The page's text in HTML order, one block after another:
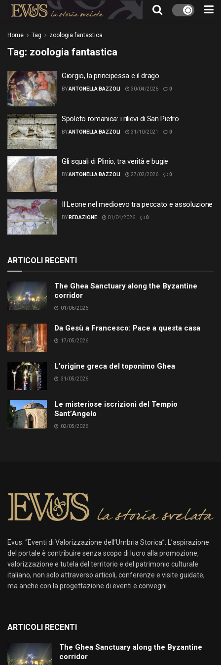
Home Tag zoologia fantastica
Tag: zoologia fantastica
Giorgio, la principessa e il drago
BYANTONELLA BAZZOLI 30/04/2026 0
Spoleto romanica: i rilievi di San Pietro
BYANTONELLA BAZZOLI 31/10/2021 0
Gli squali di Plinio, tra verità e bugie
BYANTONELLA BAZZOLI 27/02/2026 0
Il Leone nel medioevo tra peccato e assoluzione
BY REDAZIONE 01/04/2026 0
ARTICOLI RECENTI
The Ghea Sanctuary along the Byzantine
corridor
01/06/2026
Da Gesù a Francesco: Pace a questa casa
17/05/2026
L’origine greca del toponimo Ghea
31/05/2026
Le misteriose iscrizioni del Tempio
Sant’Angelo
02/05/2026
Evus: “Eventi di Valorizzazione dell’Umbria Storica”. L’aspirazione
del portale è contribuire senza scopo di lucro alla promozione,
valorizzazione e tutela del territorio e del patrimonio culturale
italiano, non solo attraverso articoli, conferenze e visite guidate,
ma anche con la progettazione di eventi e convegni.
ARTICOLI RECENTI
The Ghea Sanctuary along the Byzantine
corridor